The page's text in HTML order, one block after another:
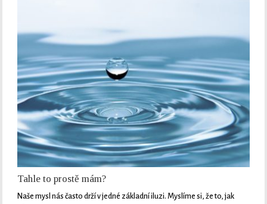
Tahle to prostě mám?
Naše mysl nás často drží v jedné základní iluzi. Myslíme si, že to, jak